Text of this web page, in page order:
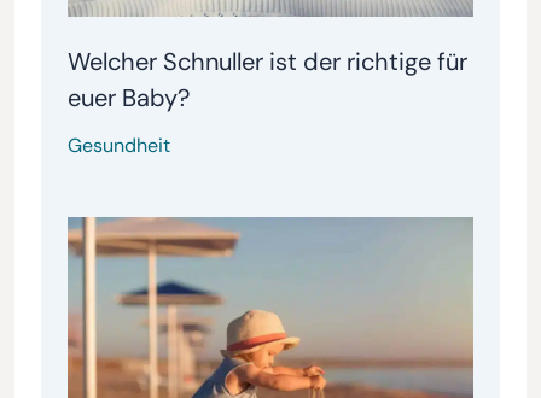
Welcher Schnuller ist der richtige für
euer Baby?
Gesundheit